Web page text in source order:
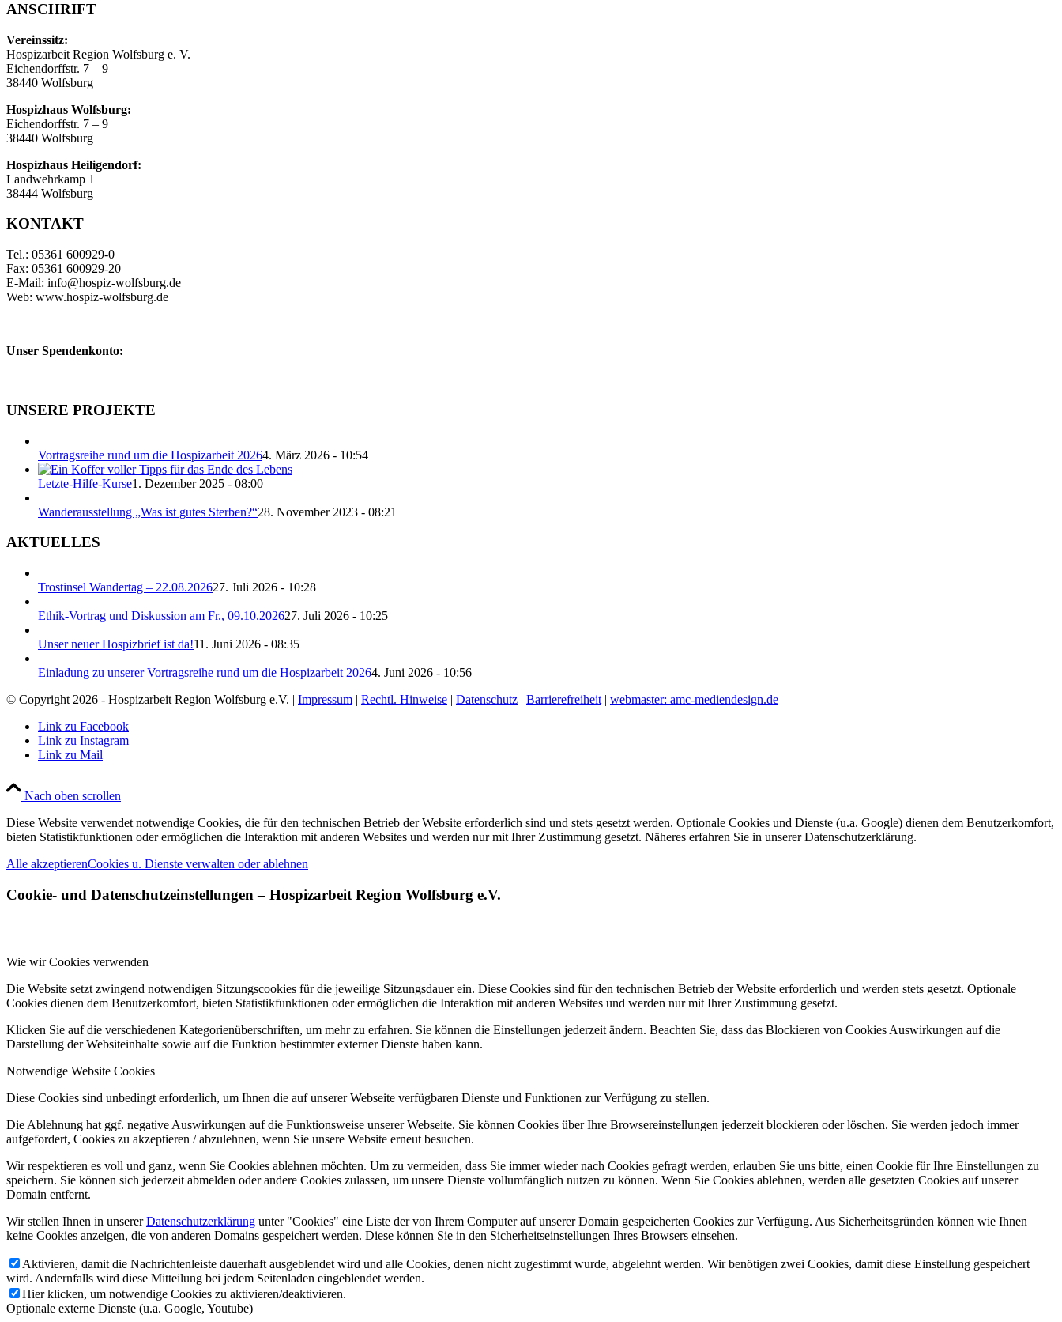
ANSCHRIFT
Vereinssitz:
Hospizarbeit Region Wolfsburg e. V.
Eichendorffstr. 7 – 9
38440 Wolfsburg
Hospizhaus Wolfsburg:
Eichendorffstr. 7 – 9
38440 Wolfsburg
Hospizhaus Heiligendorf:
Landwehrkamp 1
38444 Wolfsburg
KONTAKT
Tel.: 05361 600929-0
Fax: 05361 600929-20
E-Mail: info@hospiz-wolfsburg.de
Web: www.hospiz-wolfsburg.de
Unser Spendenkonto:
UNSERE PROJEKTE
Vortragsreihe rund um die Hospizarbeit 20264. März 2026 - 10:54
Letzte-Hilfe-Kurse1. Dezember 2025 - 08:00
Wanderausstellung „Was ist gutes Sterben?“28. November 2023 - 08:21
AKTUELLES
Trostinsel Wandertag – 22.08.202627. Juli 2026 - 10:28
Ethik-Vortrag und Diskussion am Fr., 09.10.202627. Juli 2026 - 10:25
Unser neuer Hospizbrief ist da!11. Juni 2026 - 08:35
Einladung zu unserer Vortragsreihe rund um die Hospizarbeit 20264. Juni 2026 - 10:56
© Copyright 2026 - Hospizarbeit Region Wolfsburg e.V. | Impressum | Rechtl. Hinweise | Datenschutz | Barrierefreiheit | webmaster: amc-mediendesign.de
Link zu Facebook
Link zu Instagram
Link zu Mail
Nach oben scrollen
Diese Website verwendet notwendige Cookies, die für den technischen Betrieb der Website erforderlich sind und stets gesetzt werden. Optionale Cookies und Dienste (u.a. Google) dienen dem Benutzerkomfort,
bieten Statistikfunktionen oder ermöglichen die Interaktion mit anderen Websites und werden nur mit Ihrer Zustimmung gesetzt. Näheres erfahren Sie in unserer Datenschutzerklärung.
Alle akzeptierenCookies u. Dienste verwalten oder ablehnen
Cookie- und Datenschutzeinstellungen – Hospizarbeit Region Wolfsburg e.V.
Wie wir Cookies verwenden
Die Website setzt zwingend notwendigen Sitzungscookies für die jeweilige Sitzungsdauer ein. Diese Cookies sind für den technischen Betrieb der Website erforderlich und werden stets gesetzt. Optionale
Cookies dienen dem Benutzerkomfort, bieten Statistikfunktionen oder ermöglichen die Interaktion mit anderen Websites und werden nur mit Ihrer Zustimmung gesetzt.
Klicken Sie auf die verschiedenen Kategorienüberschriften, um mehr zu erfahren. Sie können die Einstellungen jederzeit ändern. Beachten Sie, dass das Blockieren von Cookies Auswirkungen auf die
Darstellung der Websiteinhalte sowie auf die Funktion bestimmter externer Dienste haben kann.
Notwendige Website Cookies
Diese Cookies sind unbedingt erforderlich, um Ihnen die auf unserer Webseite verfügbaren Dienste und Funktionen zur Verfügung zu stellen.
Die Ablehnung hat ggf. negative Auswirkungen auf die Funktionsweise unserer Webseite. Sie können Cookies über Ihre Browsereinstellungen jederzeit blockieren oder löschen. Sie werden jedoch immer
aufgefordert, Cookies zu akzeptieren / abzulehnen, wenn Sie unsere Website erneut besuchen.
Wir respektieren es voll und ganz, wenn Sie Cookies ablehnen möchten. Um zu vermeiden, dass Sie immer wieder nach Cookies gefragt werden, erlauben Sie uns bitte, einen Cookie für Ihre Einstellungen zu
speichern. Sie können sich jederzeit abmelden oder andere Cookies zulassen, um unsere Dienste vollumfänglich nutzen zu können. Wenn Sie Cookies ablehnen, werden alle gesetzten Cookies auf unserer
Domain entfernt.
Wir stellen Ihnen in unsererDatenschutzerklärung unter "Cookies" eine Liste der von Ihrem Computer auf unserer Domain gespeicherten Cookies zur Verfügung. Aus Sicherheitsgründen können wie Ihnen
keine Cookies anzeigen, die von anderen Domains gespeichert werden. Diese können Sie in den Sicherheitseinstellungen Ihres Browsers einsehen.
Aktivieren, damit die Nachrichtenleiste dauerhaft ausgeblendet wird und alle Cookies, denen nicht zugestimmt wurde, abgelehnt werden. Wir benötigen zwei Cookies, damit diese Einstellung gespeichert
wird. Andernfalls wird diese Mitteilung bei jedem Seitenladen eingeblendet werden.
Hier klicken, um notwendige Cookies zu aktivieren/deaktivieren.
Optionale externe Dienste (u.a. Google, Youtube)